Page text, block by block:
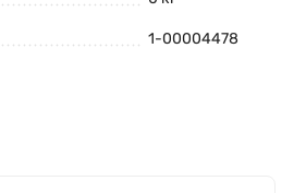
1-00004478